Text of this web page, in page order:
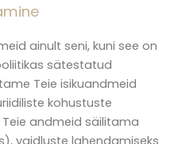
ainult seni, kuni see on
sätestatud
Teie isikuandmeid
kohustuste
andmeid säilitama
vaidluste lahendamiseks